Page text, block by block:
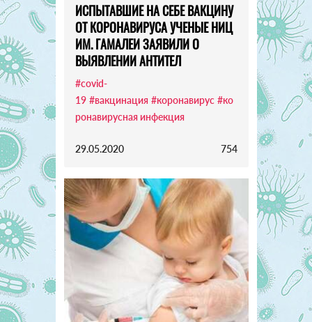
ИСПЫТАВШИЕ НА СЕБЕ ВАКЦИНУ
ОТ КОРОНАВИРУСА УЧЕНЫЕ НИЦ
ИМ. ГАМАЛЕИ ЗАЯВИЛИ О
ВЫЯВЛЕНИИ АНТИТЕЛ
#covid-
19 #вакцинация #коронавирус #ко
ронавирусная инфекция
29.05.2020 754